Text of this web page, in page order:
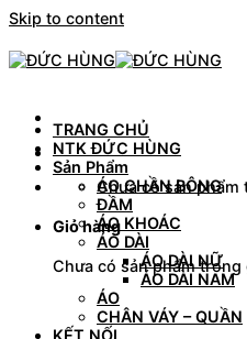
Skip to content
Chưa có sản phẩm
Giỏ hàng
Chưa có sản phẩm trong
TRANG CHỦ
NTK ĐỨC HÙNG
Sản Phẩm
ÁO CHẦN BÔNG
ĐẦM
ÁO KHOÁC
ÁO DÀI
ÁO DÀI NỮ
ÁO DÀI NAM
ÁO
CHÂN VÁY – QUẦN